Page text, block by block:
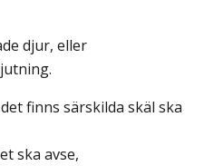
djur, eller
finns särskilda skäl ska
ska avse,